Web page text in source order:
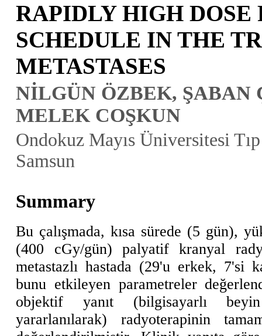
RAPIDLY HIGH
SCHEDULE IN THE
METASTASES
NİLGÜN ÖZBEK, ŞABAN
MELEK COŞKUN
Ondokuz Mayıs Üniversitesi
Samsun
Summary
Bu çalışmada, kısa sürede (5 gün),
(400 cGy/gün) palyatif kranyal
metastazlı hastada (29'u erkek, 7'si
bunu etkileyen parametreler
objektif yanıt (bilgisayarlı
yararlanılarak) radyoterapinin